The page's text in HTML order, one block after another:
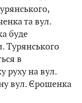
та вул.
буде
Турянського
в
руху на вул.
вул. Єрошенка